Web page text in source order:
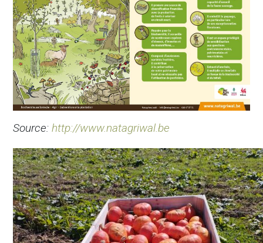
Source:http://www.natagriwal.be